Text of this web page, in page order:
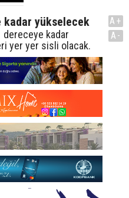
kadar yükselecek
dereceye kadar
yer yer sisli olacak.
A+
A-